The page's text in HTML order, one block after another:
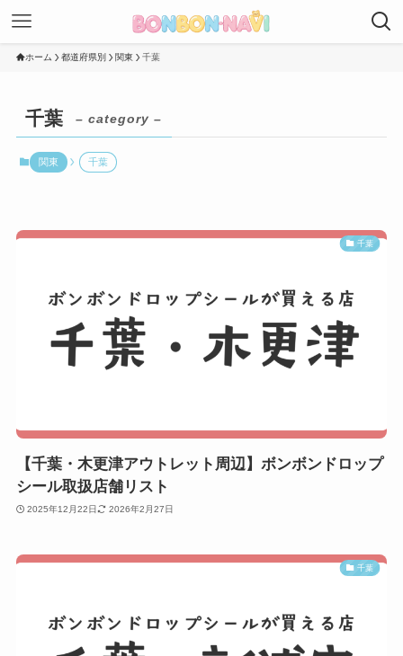
ホーム 都道府県別 関東 千葉
千葉 – category –
関東 千葉
千葉
【千葉・木更津アウトレット周辺】ボンボンドロップ
シール取扱店舗リスト
2025年12月22日 2026年2月27日
千葉